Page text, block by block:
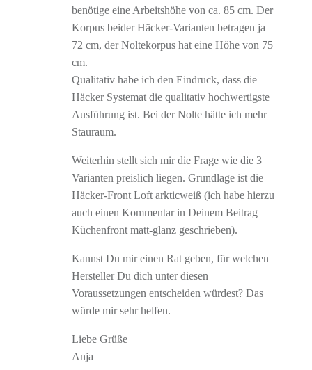
benötige eine Arbeitshöhe von ca. 85 cm. Der
Korpus beider Häcker-Varianten betragen ja
72 cm, der Noltekorpus hat eine Höhe von 75
cm.
Qualitativ habe ich den Eindruck, dass die
Häcker Systemat die qualitativ hochwertigste
Ausführung ist. Bei der Nolte hätte ich mehr
Stauraum.
Weiterhin stellt sich mir die Frage wie die 3
Varianten preislich liegen. Grundlage ist die
Häcker-Front Loft arkticweiß (ich habe hierzu
auch einen Kommentar in Deinem Beitrag
Küchenfront matt-glanz geschrieben).
Kannst Du mir einen Rat geben, für welchen
Hersteller Du dich unter diesen
Voraussetzungen entscheiden würdest? Das
würde mir sehr helfen.
Liebe Grüße
Anja